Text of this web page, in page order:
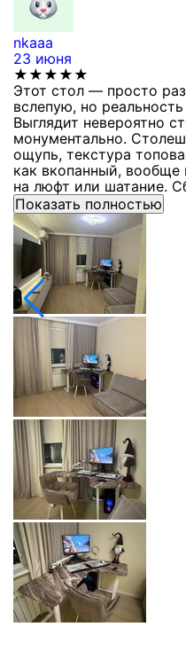
nkaaa
23 июня
★★★★★
Этот стол — просто
вслепую, но
Выглядит невероятно
монументально.
ощупь, текстура
как вкопанный, вообще
на люфт или шатание.
Показать полностью